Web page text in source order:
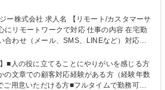
モート/カスタマーサ
ワークで対応 仕事の内容 在宅勤
合わせ（メール、SMS、LINEなど）対応、
なっていただきます。カスタマーサクセス
の業務となります。 ■お問い合わせ
、契約手続き含む） ■デジタルコミュニケー
、LINE等）を使用 ■お客様のニーズに応じた
■人の役に立てることにやりがいを感じる方
の文章での顧客対応経験がある方（経験年数
ご用意いただける方■フルタイムで勤務可能